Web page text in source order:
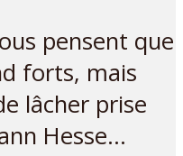
pensent que
forts, mais
lâcher prise
Hesse...